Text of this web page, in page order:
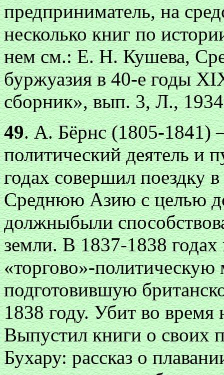
предприниматель, на
несколько книг по
нем см.: Е. Н. Кушева,
буржуазия в 40-е годы
сборник», вып. 3, Л.,
49. А. Бёрнс (1805-1841)
политический деятель и
годах совершил поездку
Среднюю Азию с целью
должныбыли
земли. В 1837-1838 годах
«торгово»-
подготовившую
1838 году. Убит во время
Выпустил книги о своих
Бухару: рассказ о